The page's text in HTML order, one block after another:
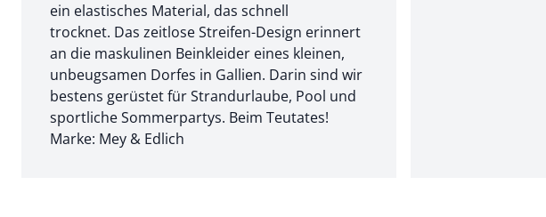
ein elastisches Material, das schnell
trocknet. Das zeitlose Streifen-Design erinnert
an die maskulinen Beinkleider eines kleinen,
unbeugsamen Dorfes in Gallien. Darin sind wir
bestens gerüstet für Strandurlaube, Pool und
sportliche Sommerpartys. Beim Teutates!
Marke: Mey & Edlich